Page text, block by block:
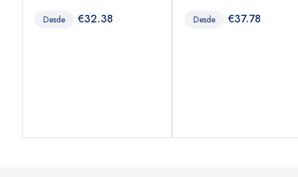
Desde €32.38 Desde €37.78